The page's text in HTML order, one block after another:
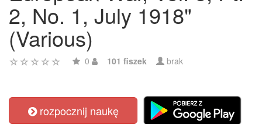
2, No. 1, July 1918"
(Various)
0 101 fiszek brak
rozpocznij naukę